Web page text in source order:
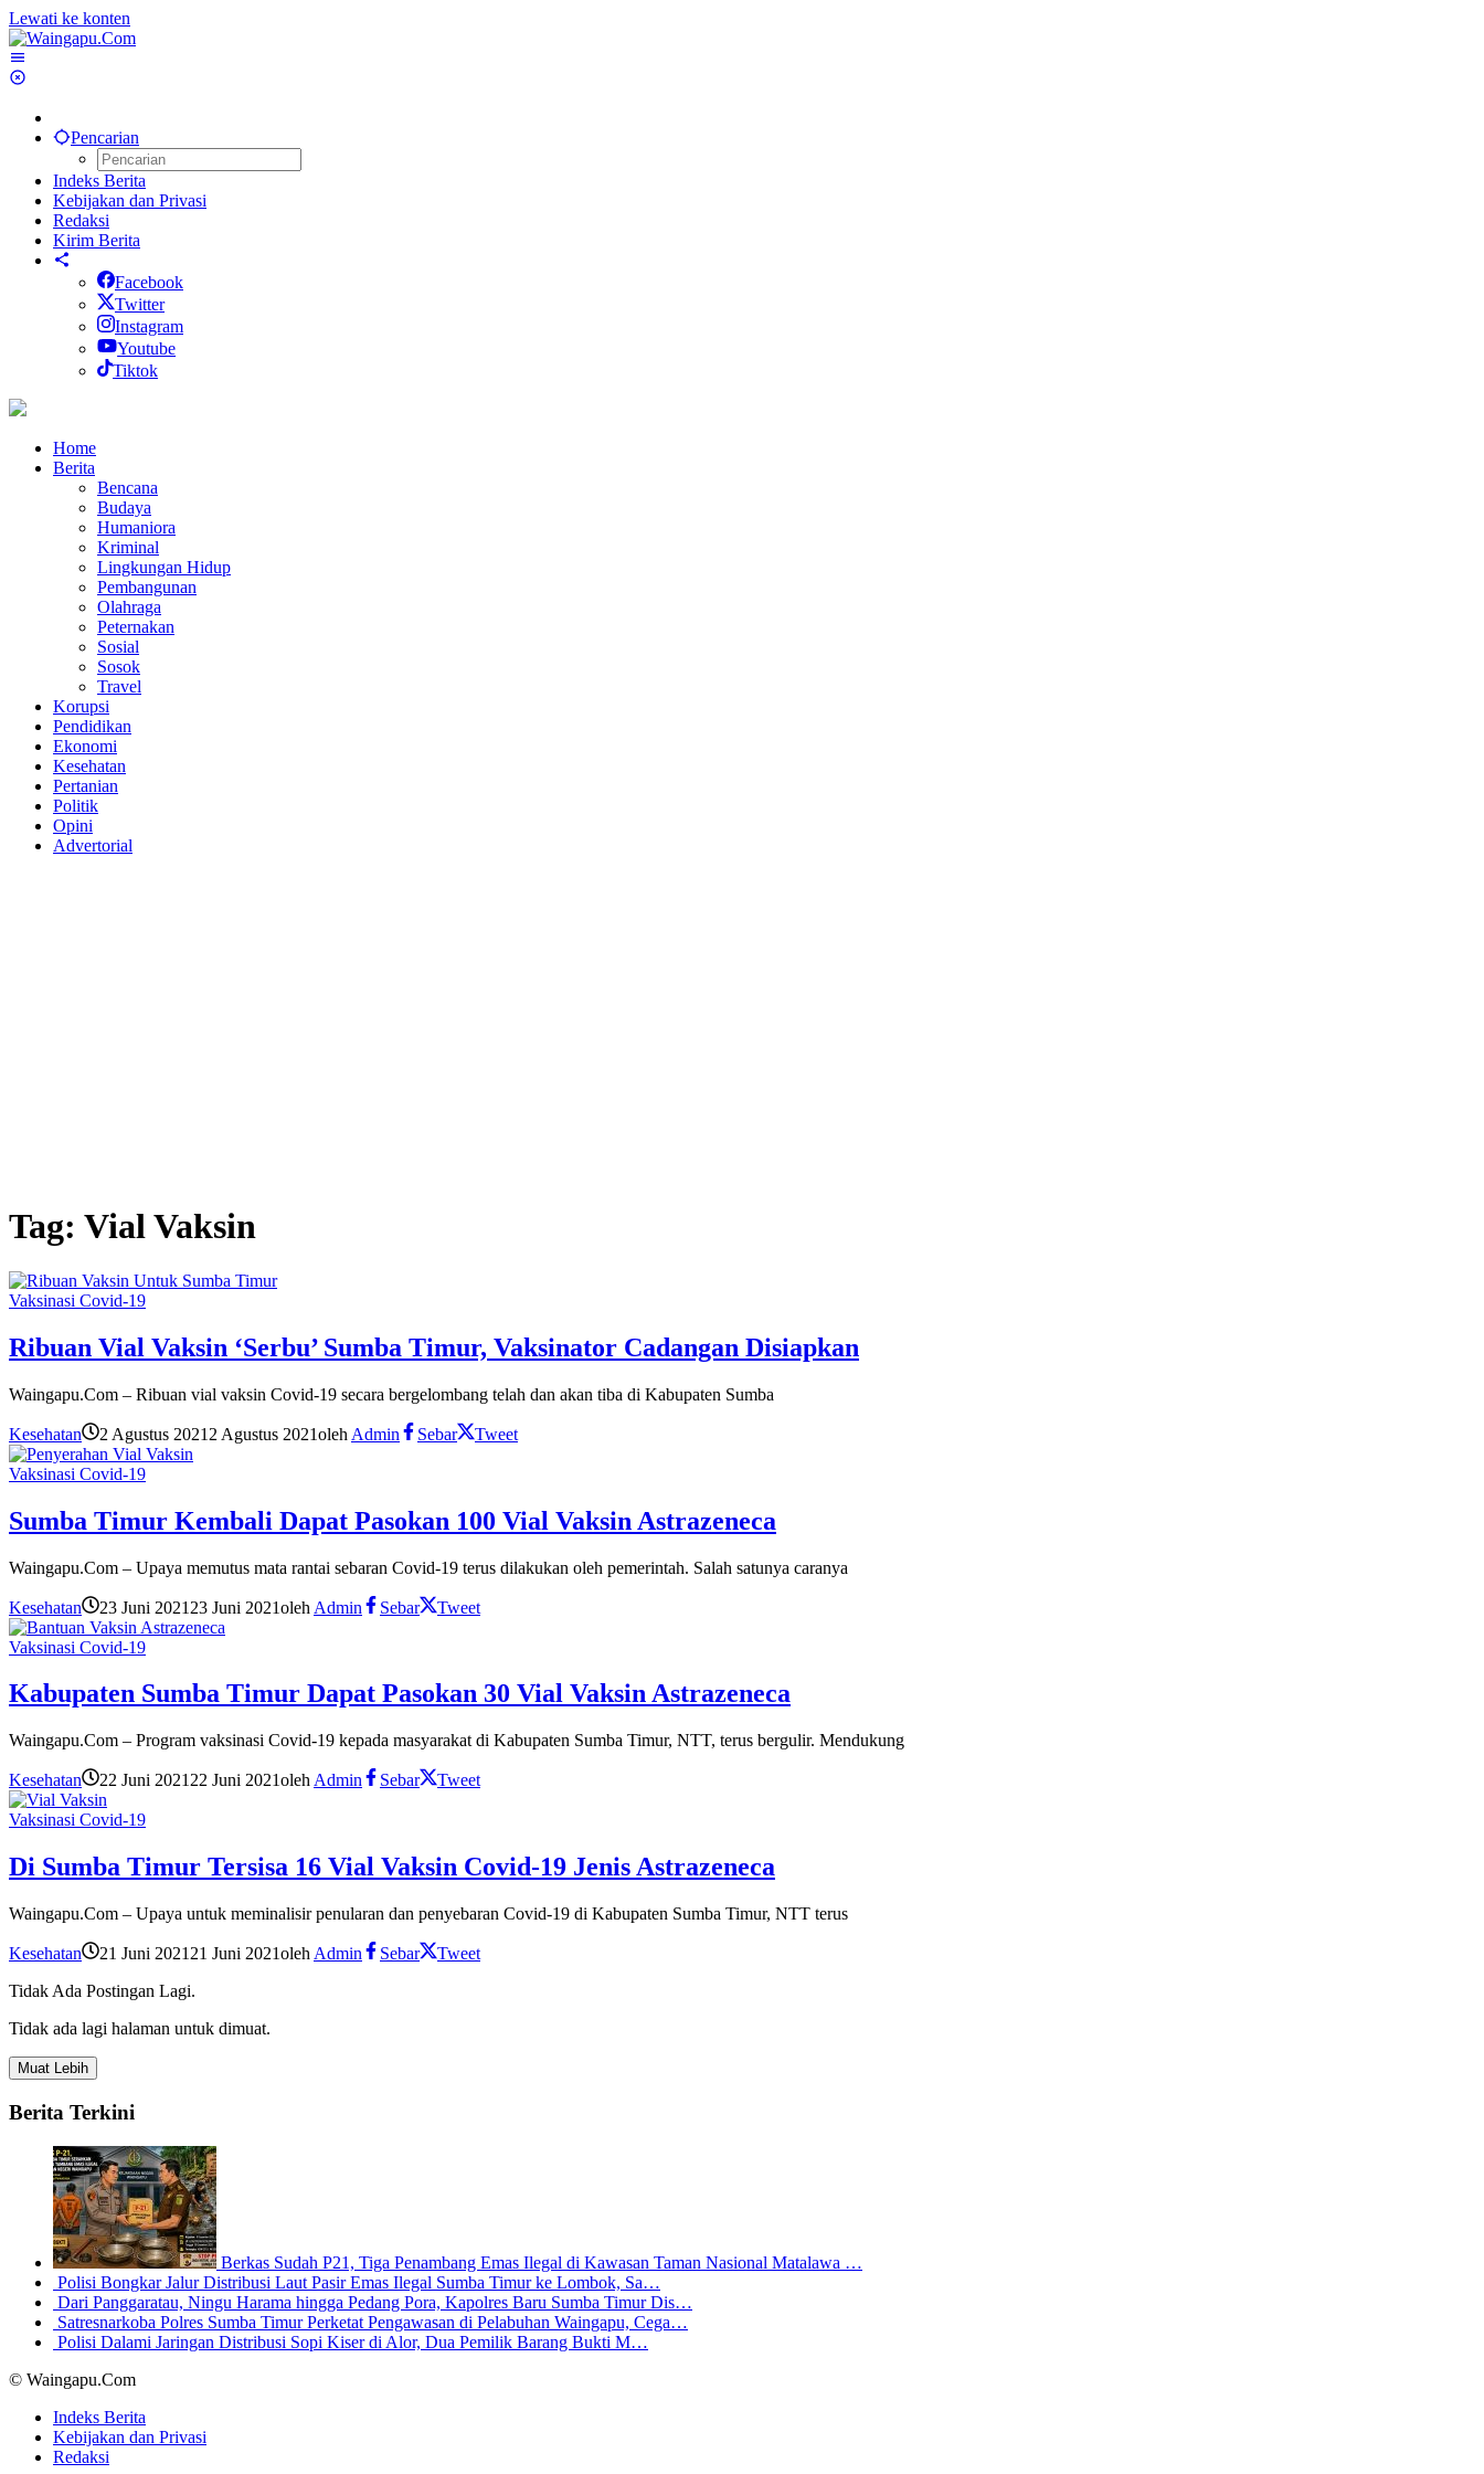
Lewati ke konten
Pencarian
Indeks Berita
Kebijakan dan Privasi
Redaksi
Kirim Berita
Facebook
Twitter
Instagram
Youtube
Tiktok
Home
Berita
Bencana
Budaya
Humaniora
Kriminal
Lingkungan Hidup
Pembangunan
Olahraga
Peternakan
Sosial
Sosok
Travel
Korupsi
Pendidikan
Ekonomi
Kesehatan
Pertanian
Politik
Opini
Advertorial
Tag: Vial Vaksin
Vaksinasi Covid-19
Ribuan Vial Vaksin ‘Serbu’ Sumba Timur, Vaksinator Cadangan Disiapkan
Waingapu.Com – Ribuan vial vaksin Covid-19 secara bergelombang telah dan akan tiba di Kabupaten Sumba
Kesehatan 2 Agustus 2021 2 Agustus 2021oleh Admin Sebar Tweet
Vaksinasi Covid-19
Sumba Timur Kembali Dapat Pasokan 100 Vial Vaksin Astrazeneca
Waingapu.Com – Upaya memutus mata rantai sebaran Covid-19 terus dilakukan oleh pemerintah. Salah satunya caranya
Kesehatan 23 Juni 2021 23 Juni 2021oleh Admin Sebar Tweet
Vaksinasi Covid-19
Kabupaten Sumba Timur Dapat Pasokan 30 Vial Vaksin Astrazeneca
Waingapu.Com – Program vaksinasi Covid-19 kepada masyarakat di Kabupaten Sumba Timur, NTT, terus bergulir. Mendukung
Kesehatan 22 Juni 2021 22 Juni 2021oleh Admin Sebar Tweet
Vaksinasi Covid-19
Di Sumba Timur Tersisa 16 Vial Vaksin Covid-19 Jenis Astrazeneca
Waingapu.Com – Upaya untuk meminalisir penularan dan penyebaran Covid-19 di Kabupaten Sumba Timur, NTT terus
Kesehatan 21 Juni 2021 21 Juni 2021oleh Admin Sebar
Tweet
Tidak Ada Postingan Lagi.
Tidak ada lagi halaman untuk dimuat.
Muat Lebih
Berita Terkini
Berkas Sudah P21, Tiga Penambang Emas Ilegal di Kawasan Taman Nasional Matalawa …
Polisi Bongkar Jalur Distribusi Laut Pasir Emas Ilegal Sumba Timur ke Lombok, Sa…
Dari Panggaratau, Ningu Harama hingga Pedang Pora, Kapolres Baru Sumba Timur Dis…
Satresnarkoba Polres Sumba Timur Perketat Pengawasan di Pelabuhan Waingapu, Cega…
Polisi Dalami Jaringan Distribusi Sopi Kiser di Alor, Dua Pemilik Barang Bukti M…
© Waingapu.Com
Indeks Berita
Kebijakan dan Privasi
Redaksi